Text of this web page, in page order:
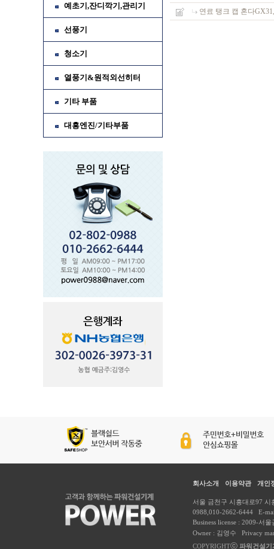
예초기,잔디깍기,관리기
선풍기
청소기
열풍기&원적외선히터
기타 부품
대흥엔진/기타부품
연료 탱크 캡 혼다
회사소개 이용약관 개인
서울 금천구 시흥대로97
0988,010-2662-6444 E-
Business license : 2009-서
Owner : 김영수 Privacy
COPYRIGHTⓒ 파워건설기